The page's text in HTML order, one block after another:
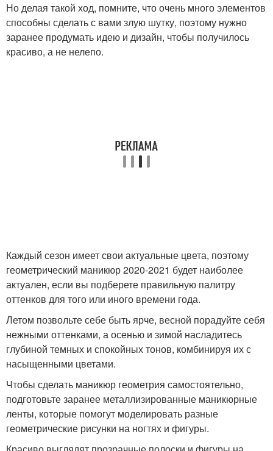
Но делая такой ход, помните, что очень много элементов
способны сделать с вами злую шутку, поэтому нужно
заранее продумать идею и дизайн, чтобы получилось
красиво, а не нелепо.
Каждый сезон имеет свои актуальные цвета, поэтому
геометрический маникюр 2020-2021 будет наиболее
актуален, если вы подберете правильную палитру
оттенков для того или иного времени года.
Летом позвольте себе быть ярче, весной порадуйте себя
нежными оттенками, а осенью и зимой насладитесь
глубиной темных и спокойных тонов, комбинируя их с
насыщенными цветами.
Чтобы сделать маникюр геометрия самостоятельно,
подготовьте заранее металлизированные маникюрные
ленты, которые помогут моделировать разные
геометрические рисунки на ногтях и фигуры.